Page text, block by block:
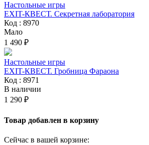
Настольные игры
EXIT-КВЕСТ. Секретная лаборатория
Код : 8970
Мало
1 490 ₽
Настольные игры
EXIT-КВЕСТ. Гробница Фараона
Код : 8971
В наличии
1 290 ₽
Товар добавлен в корзину
Сейчас в вашей корзине: